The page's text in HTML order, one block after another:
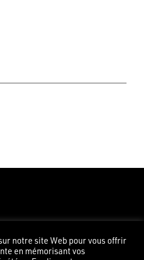
notre site Web pour vous offrir
en mémorisant vos